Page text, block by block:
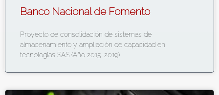
Banco Nacional de Fomento
Proyecto de consolidación de sistemas de
almacenamiento y ampliación de capacidad en
tecnologías SAS (Año 2015-2019)